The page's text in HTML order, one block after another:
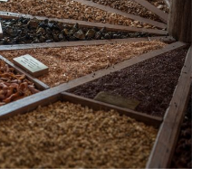
Libri letti nel 2025: tutte le mie letture, recensioni e giudizi